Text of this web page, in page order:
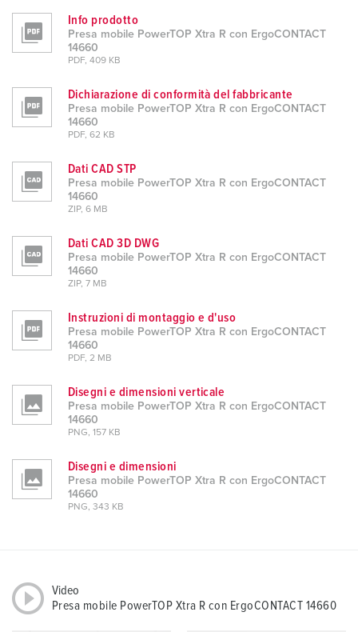
Info prodotto
Presa mobile PowerTOP Xtra R con ErgoCONTACT
14660
PDF, 409 KB
Dichiarazione di conformità del fabbricante
Presa mobile PowerTOP Xtra R con ErgoCONTACT
14660
PDF, 62 KB
Dati CAD STP
Presa mobile PowerTOP Xtra R con ErgoCONTACT
14660
ZIP, 6 MB
Dati CAD 3D DWG
Presa mobile PowerTOP Xtra R con ErgoCONTACT
14660
ZIP, 7 MB
Instruzioni di montaggio e d'uso
Presa mobile PowerTOP Xtra R con ErgoCONTACT
14660
PDF, 2 MB
Disegni e dimensioni verticale
Presa mobile PowerTOP Xtra R con ErgoCONTACT
14660
PNG, 157 KB
Disegni e dimensioni
Presa mobile PowerTOP Xtra R con ErgoCONTACT
14660
PNG, 343 KB
Video
Presa mobile PowerTOP Xtra R con ErgoCONTACT 14660